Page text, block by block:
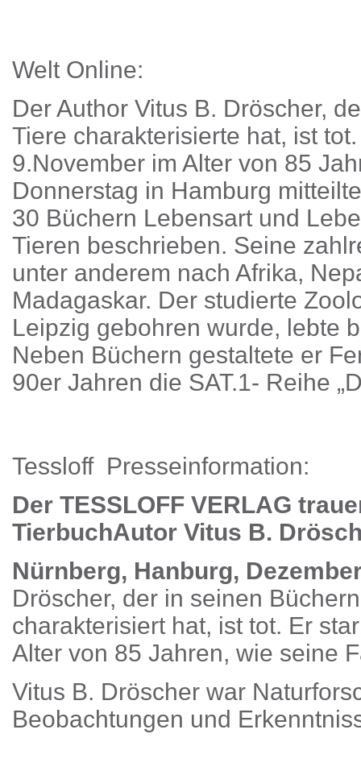
Welt Online:
Der Author Vitus B. Dröscher,
Tiere charakterisierte hat, ist
9.November im Alter von 85
Donnerstag in Hamburg
30 Büchern Lebensart und
Tieren beschrieben. Seine
unter anderem nach Afrika,
Madagaskar. Der studierte
Leipzig gebohren wurde, lebte
Neben Büchern gestaltete er
90er Jahren die SAT.1- Reihe
Tessloff Presseinformation:
Der TESSLOFF VERLAG
Tierbuch­Autor Vitus B.
Nürnberg, Hanburg,
Dröscher, der in seinen
charakterisiert hat, ist tot. Er
Alter von 85 Jahren, wie seine
Vitus B. Dröscher war
Beobachtungen und